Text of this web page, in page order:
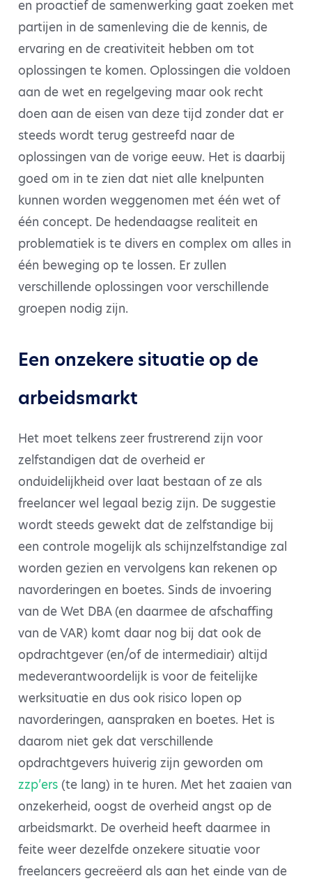
en proactief de samenwerking gaat zoeken met
partijen in de samenleving die de kennis, de
ervaring en de creativiteit hebben om tot
oplossingen te komen. Oplossingen die voldoen
aan de wet en regelgeving maar ook recht
doen aan de eisen van deze tijd zonder dat er
steeds wordt terug gestreefd naar de
oplossingen van de vorige eeuw. Het is daarbij
goed om in te zien dat niet alle knelpunten
kunnen worden weggenomen met één wet of
één concept. De hedendaagse realiteit en
problematiek is te divers en complex om alles in
één beweging op te lossen. Er zullen
verschillende oplossingen voor verschillende
groepen nodig zijn.
Een onzekere situatie op de
arbeidsmarkt
Het moet telkens zeer frustrerend zijn voor
zelfstandigen dat de overheid er
onduidelijkheid over laat bestaan of ze als
freelancer wel legaal bezig zijn. De suggestie
wordt steeds gewekt dat de zelfstandige bij
een controle mogelijk als schijnzelfstandige zal
worden gezien en vervolgens kan rekenen op
navorderingen en boetes. Sinds de invoering
van de Wet DBA (en daarmee de afschaffing
van de VAR) komt daar nog bij dat ook de
opdrachtgever (en/of de intermediair) altijd
medeverantwoordelijk is voor de feitelijke
werksituatie en dus ook risico lopen op
navorderingen, aanspraken en boetes. Het is
daarom niet gek dat verschillende
opdrachtgevers huiverig zijn geworden om
zzp’ers (te lang) in te huren. Met het zaaien van
onzekerheid, oogst de overheid angst op de
arbeidsmarkt. De overheid heeft daarmee in
feite weer dezelfde onzekere situatie voor
freelancers gecreëerd als aan het einde van de